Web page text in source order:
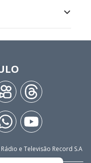
e Televisão Record S.A